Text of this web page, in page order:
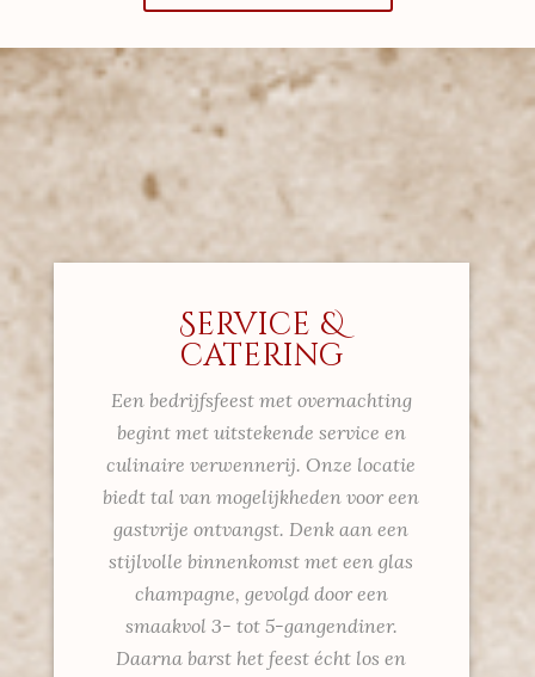
Service &
catering
Een bedrijfsfeest met overnachting
begint met uitstekende service en
culinaire verwennerij. Onze locatie
biedt tal van mogelijkheden voor een
gastvrije ontvangst. Denk aan een
stijlvolle binnenkomst met een glas
champagne, gevolgd door een
smaakvol 3- tot 5-gangendiner.
Daarna barst het feest écht los en